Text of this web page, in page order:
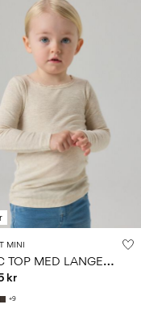
MINI
B
ASIC TOP MED LANGE ÆRMER
kr
+9